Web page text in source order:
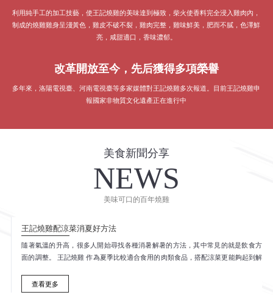
利用純手工的加工技藝，使王記燒雞的美味達到極致，柴火使香料完全浸入雞肉內，
制成的燒雞雞身呈淺黃色，雞皮不破不裂，雞肉完整，雞味鮮美，肥而不膩，色澤鮮
亮，咸甜適口，香味濃郁。
改革開放至今，先后獲得多項榮譽
多年來，洛陽電視臺、河南電視臺等多家媒體對王記燒雞多次報道。目前王記燒雞申
報國家非物質文化遺產正在進行中
美食新聞分享
NEWS
美味可口的百年燒雞
王記燒雞配涼菜消夏好方法
隨著氣溫的升高，很多人開始尋找各種消暑解暑的方法，其中常見的就是飲食方
面的調整。 王記燒雞 作為夏季比較適合食用的肉類食品，搭配涼菜更能夠起到解
腿肉撕成絲，加入...
查看更多